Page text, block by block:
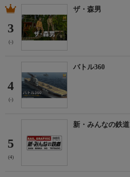
3
(-)
ザ・森男
4
(-)
バトル360
5
(4)
新・みんなの鉄道